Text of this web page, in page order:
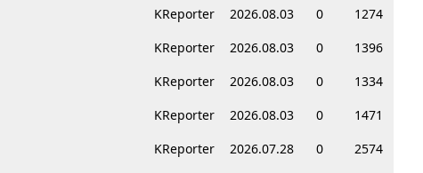
KReporter 2026.08.03 0
1274
KReporter 2026.08.03 0
1396
KReporter 2026.08.03 0
1334
KReporter 2026.08.03 0
1471
KReporter 2026.07.28 0
2574